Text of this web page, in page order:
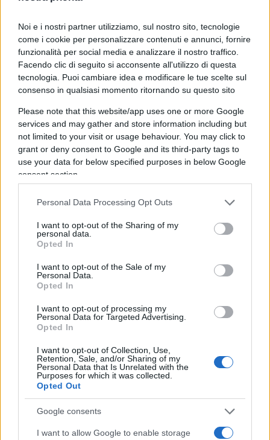
Noi e i nostri partner utilizziamo, sul nostro sito, tecnologie
come i cookie per personalizzare contenuti e annunci, fornire
funzionalità per social media e analizzare il nostro traffico.
Facendo clic di seguito si acconsente all'utilizzo di questa
tecnologia. Puoi cambiare idea e modificare le tue scelte sul
consenso in qualsiasi momento ritornando su questo sito
Please note that this website/app uses one or more Google
services and may gather and store information including but
not limited to your visit or usage behaviour. You may click to
grant or deny consent to Google and its third-party tags to
use your data for below specified purposes in below Google
consent section.
Personal Data Processing Opt Outs
I want to opt-out of the Sharing of my
personal data.
Opted In
I want to opt-out of the Sale of my
Personal Data.
Opted In
I want to opt-out of processing my
Personal Data for Targeted Advertising.
Opted In
I want to opt-out of Collection, Use,
Retention, Sale, and/or Sharing of my
Personal Data that Is Unrelated with the
Purposes for which it was collected.
Opted Out
Google consents
I want to allow Google to enable storage
il cosiddetto dossier Congo, c’è un pm a Milano,
Fabio De Pasquale, che sembra essersi
specializzato. Dai tempi di Mani pulite e
dell’indagine su Cagliari, l’allora amministratore
del cane a sei zampe, poi suicidatosi in carcere,
De Pasquale sembra l’Anac dell’Eni. Ben venga il
controllo sulle grandi multinazionali. Ma già che ci
siamo consigliamo al Guardasigilli di affidare a un
solo magistrato la pratica Eni: sono 25 anni che se
ne occupa.Le cose sono due
in Francia e solo un pm se ne accorge. Scegliete
L’ultima questione riguarda Paolo Scaroni. La
vicenda Saipem secondo la giustizia di primo
essere conosciuta dai vertici della società a
monte, dalla holding e cioè dall’Eni guidata
appunto da Scaroni. I pm per contratto debbono
essere sospettosi. Il gup però aveva ritenuto già a
suo tempol’inconsistenza dell’accusa
incurante ha insistito fino alla Cassazione per poi
essere smentita dalla sentenza di ieri. Abbiamo la
vaghissima impressione che ci sia un sovrappiù;